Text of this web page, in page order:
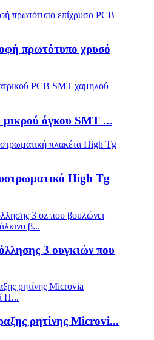
πρωτότυπο χρυσό
μικρού όγκου SMT ...
High Tg
3 ουγκιών που
ρητίνης Microvi...